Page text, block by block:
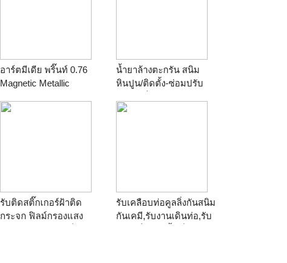
อาร์ตมีเดีย พริ๊นท์ 0.76
Magnetic Metallic
น้ำยาล้างตะกรัน สนิม
หินปูน/ติดตั้ง-ซ่อมปรับ
รับติดสติ๊กเกอร์ฝ้าติด
กระจก ฟิลม์กรองแสง
รับเคลือบท่อคูลลิ่งกันสนิม
กันเคมี,รับงานเดินท่อ,รับ